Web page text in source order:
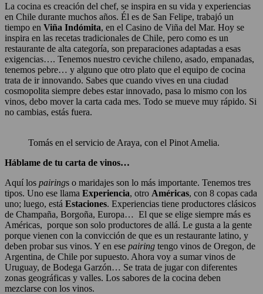
La cocina es creación del chef, se inspira en su vida y experiencias
en Chile durante muchos años. Él es de San Felipe, trabajó un
tiempo en Viña Indómita, en el Casino de Viña del Mar. Hoy se
inspira en las recetas tradicionales de Chile, pero como es un
restaurante de alta categoría, son preparaciones adaptadas a esas
exigencias…. Tenemos nuestro ceviche chileno, asado, empanadas,
tenemos pebre… y alguno que otro plato que el equipo de cocina
trata de ir innovando. Sabes que cuando vives en una ciudad
cosmopolita siempre debes estar innovado, pasa lo mismo con los
vinos, debo mover la carta cada mes. Todo se mueve muy rápido. Si
no cambias, estás fuera.
Tomás en el servicio de Araya, con el Pinot Amelia.
Háblame de tu carta de vinos…
Aquí los pairings o maridajes son lo más importante. Tenemos tres
tipos. Uno ese llama Experiencia, otro Américas, con 8 copas cada
uno; luego, está Estaciones. Experiencias tiene productores clásicos
de Champaña, Borgoña, Europa… El que se elige siempre más es
Américas, porque son solo productores de allá. Le gusta a la gente
porque vienen con la convicción de que es un restaurante latino, y
deben probar sus vinos. Y en ese pairing tengo vinos de Oregon, de
Argentina, de Chile por supuesto. Ahora voy a sumar vinos de
Uruguay, de Bodega Garzón… Se trata de jugar con diferentes
zonas geográficas y valles. Los sabores de la cocina deben
mezclarse con los vinos.